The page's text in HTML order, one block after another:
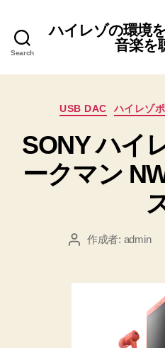
Search
ハイレゾの環境
音楽を
リ
USB DAC ハイレゾ
SONY ハイ
ークマン
投 作成者: admin